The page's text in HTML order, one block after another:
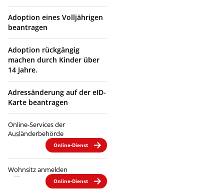
Adoption eines Volljährigen
beantragen
Adoption rückgängig
machen durch Kinder über
14 Jahre.
Adressänderung auf der eID-
Karte beantragen
Online-Services der
Ausländerbehörde
Online-Dienst
Wohnsitz anmelden
Online-Dienst